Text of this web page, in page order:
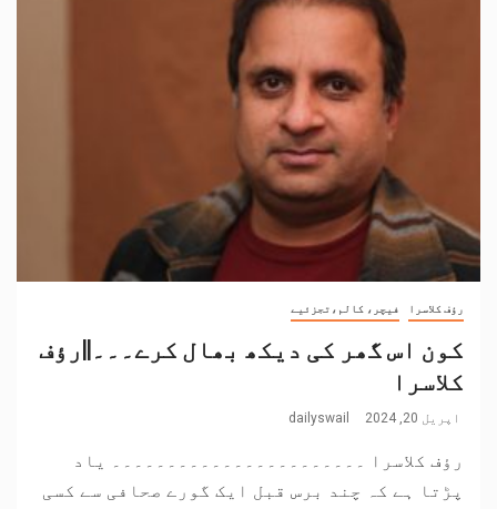
رؤف کلاسرا فیچر، کالم،تجزئیے
کون اس گھر کی دیکھ بھال کرے۔۔۔||رؤف
کلاسرا
اپریل 20, 2024 dailyswail
رؤف کلاسرا ۔۔۔۔۔۔۔۔۔۔۔۔۔۔۔۔۔۔۔۔۔۔۔ یاد
پڑتا ہے کہ چند برس قبل ایک گورے صحافی سے کسی